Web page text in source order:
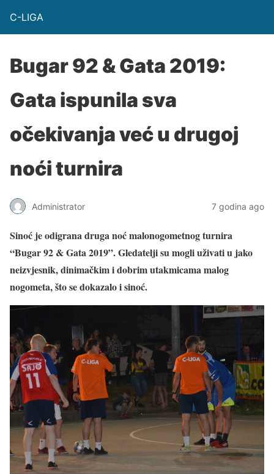
C-LIGA
Bugar 92 & Gata 2019:
Gata ispunila sva
očekivanja već u drugoj
noći turnira
Administrator 7 godina ago
Sinoć je odigrana druga noć malonogometnog turnira
“Bugar 92 & Gata 2019”. Gledatelji su mogli uživati u jako
neizvjesnik, dinimačkim i dobrim utakmicama malog
nogometa, što se dokazalo i sinoć.